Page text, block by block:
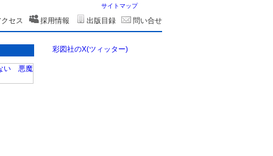
サイトマップ
クセス 採用情報 出版目録
問い合せ
彩図社のX(ツィッター)